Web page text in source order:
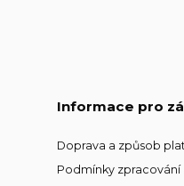
Informace pro
Doprava a způsob
Podmínky